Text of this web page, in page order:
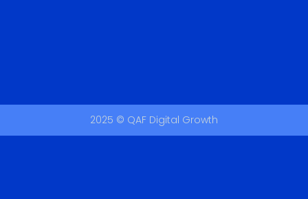
2025 © QAF Digital Growth